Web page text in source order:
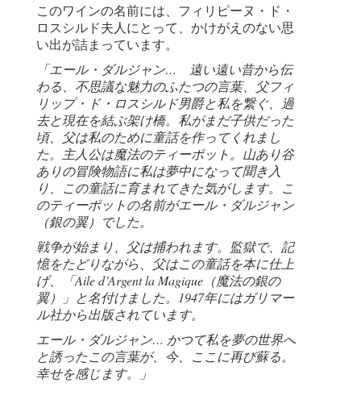
このワインの名前には、フィリピーヌ・ド・
ロスシルド夫人にとって、かけがえのない思
い出が詰まっています。
「エール・ダルジャン… 遠い遠い昔から伝
わる、不思議な魅力のふたつの言葉、父フィ
リップ・ド・ロスシルド男爵と私を繋ぐ、過
去と現在を結ぶ架け橋。私がまだ子供だった
頃、父は私のために童話を作ってくれまし
た。主人公は魔法のティーポット。山あり谷
ありの冒険物語に私は夢中になって聞き入
り、この童話に育まれてきた気がします。こ
のティーポットの名前がエール・ダルジャン
（銀の翼）でした。
戦争が始まり、父は捕われます。監獄で、記
憶をたどりながら、父はこの童話を本に仕上
げ、「Aile d’Argent la Magique（魔法の銀の
翼）」と名付けました。1947年にはガリマー
ル社から出版されています。
エール・ダルジャン… かつて私を夢の世界へ
と誘ったこの言葉が、今、ここに再び蘇る。
幸せを感じます。」